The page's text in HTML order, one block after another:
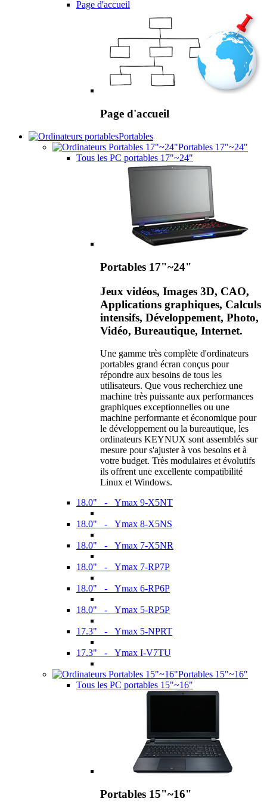
Page d'accueil
Page d'accueil
Portables
Portables 17"~24"
Tous les PC portables 17"~24"
Portables 17"~24"
Jeux vidéos, Images 3D, CAO,
Applications graphiques, Calculs
intensifs, Développement, Photo,
Vidéo, Bureautique, Internet.
Une gamme très complète d'ordinateurs
portables grand écran conçus pour
répondre aux besoins de tous les
utilisateurs. Que vous recherchiez une
machine très puissante aux performances
graphiques exceptionnelles ou une
machine performante et économique pour
le développement ou la bureautique, les
ordinateurs KEYNUX sont assemblés sur
mesure pour s'ajuster à vos besoins et à
votre budget. Très modulaires et évolutifs
ils offrent une excellente compatibilité
Linux et Windows.
18.0" - Ymax 9-X5NT
18.0" - Ymax 8-X5NS
18.0" - Ymax 7-X5NR
18.0" - Ymax 7-RP7P
18.0" - Ymax 6-RP6P
18.0" - Ymax 5-RP5P
17.3" - Ymax 5-NPRT
17.3" - Ymax I-V7TU
Portables 15"~16"
Tous les PC portables 15"~16"
Portables 15"~16"